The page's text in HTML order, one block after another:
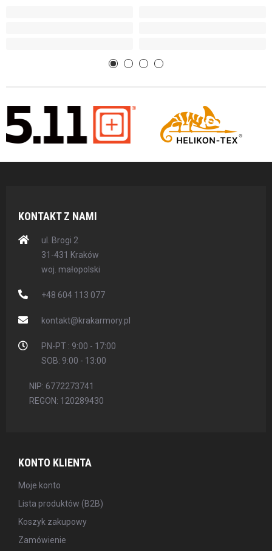
KONTAKT Z NAMI
ul. Brogi 2
31-431 Kraków
woj. małopolski
+48 604 113 077
kontakt@krakarmory.pl
PN-PT : 9:00 - 17:00
SOB: 9:00 - 13:00
NIP: 6772273741
REGON: 120289430
KONTO KLIENTA
Moje konto
Lista produktów (B2B)
Koszyk zakupowy
Zamówienie